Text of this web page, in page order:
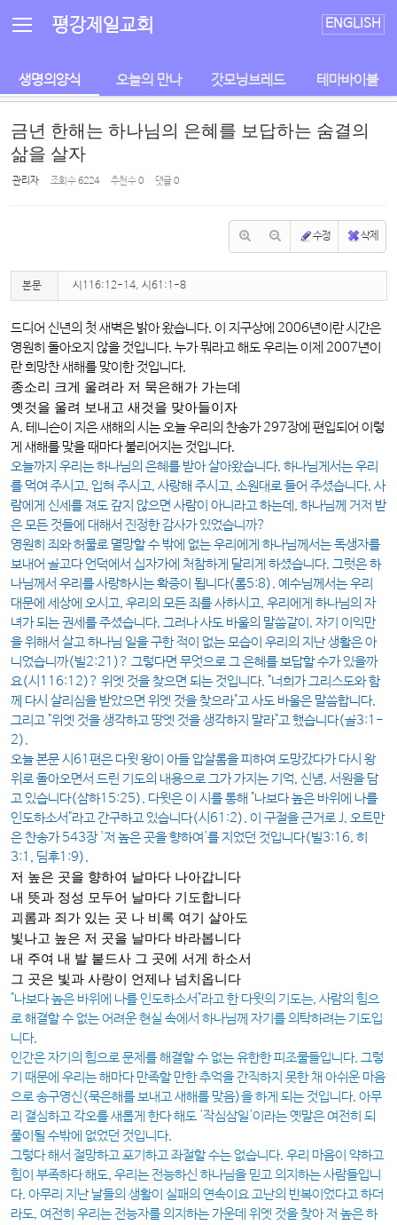
평강제일교회 ENGLISH
생명의양식 오늘의 만나 갓모닝브레드 테마바이블
금년 한해는 하나님의 은혜를 보답하는 숨결의
삶을 살자
관리자 조회 수6224 추천 수0 댓글0
수정 삭제
본문 시116:12-14, 시61:1-8
드디어 신년의 첫 새벽은 밝아 왔습니다. 이 지구상에 2006년이란 시간은
영원히 돌아오지 않을 것입니다. 누가 뭐라고 해도 우리는 이제 2007년이
란 희망찬 새해를 맞이한 것입니다.
종소리 크게 울려라 저 묵은해가 가는데
옛것을 울려 보내고 새것을 맞아들이자
A. 테니슨이 지은 새해의 시는 오늘 우리의 찬송가 297장에 편입되어 이렇
게 새해를 맞을 때마다 불리어지는 것입니다.
오늘까지 우리는 하나님의 은혜를 받아 살아왔습니다. 하나님게서는 우리
를 먹여 주시고, 입혀 주시고, 사랑해 주시고, 소원대로 들어 주셨습니다. 사
람에게 신세를 져도 갚지 않으면 사람이 아니라고 하는데, 하나님께 거저 받
은 모든 것들에 대해서 진정한 감사가 있었습니까?
영원히 죄와 허물로 멸망할 수 밖에 없는 우리에게 하나님께서는 독생자를
보내어 골고다 언덕에서 십자가에 처참하게 달리게 하셨습니다. 그럿은 하
나님께서 우리를 사랑하시는 확증이 됩니다(롬5:8). 예수님께서는 우리
대문에 세상에 오시고, 우리의 모든 죄를 사하시고, 우리에게 하나님의 자
녀가 되는 권세를 주셨습니다. 그러나 사도 바울의 말씀같이. 자기 이익만
을 위해서 살고 하나님 일을 구한 적이 없는 모습이 우리의 지난 생활은 아
니었습니까(빌2:21)? 그렇다면 무엇으로 그 은혜를 보답할 수가 있을까
요(시116:12)? 위엣 것을 찾으면 되는 것입니다. "너희가 그리스도와 함
께 다시 살리심을 받았으면 위엣 것을 찾으라"고 사도 바울은 말씀합니다.
그리고 "위엣 것을 생각하고 땅엣 것을 생각하지 말라"고 했습니다(골3:1-
2).
오늘 본문 시61편은 다윗 왕이 아들 압살롬을 피하여 도망갔다가 다시 왕
위로 돌아오면서 드린 기도의 내용으로 그가 가지는 기억, 신념, 서원을 담
고 있습니다(삼하15:25). 다윗은 이 시를 통해 "나보다 높은 바위에 나를
인도하소서"라고 간구하고 있습니다(시61:2). 이 구절을 근거로 J. 오트만
은 찬송가 543장 '저 높은 곳을 향하여'를 지었던 것입니다(빌3:16, 히
3:1, 딤후1:9).
저 높은 곳을 향하여 날마다 나아갑니다
내 뜻과 정성 모두어 날마다 기도합니다
괴롬과 죄가 있는 곳 나 비록 여기 살아도
빛나고 높은 저 곳을 날마다 바라봅니다
내 주여 내 발 붙드사 그 곳에 서게 하소서
그 곳은 빛과 사랑이 언제나 넘치옵니다
"나보다 높은 바위에 나를 인도하소서"라고 한 다윗의 기도는, 사람의 힘으
로 해결할 수 없는 어려운 현실 속에서 하나님께 자기를 의탁하려는 기도입
니다.
인간은 자기의 힘으로 문제를 해결할 수 없는 유한한 피조물들입니다. 그렇
기 때문에 우리는 해마다 만족할 만한 추억을 간직하지 못한 채 아쉬운 마음
으로 송구영신(묵은해를 보내고 새해를 맞음)을 하게 되는 것입니다. 아무
리 결심하고 각오를 새롭게 한다 해도 '작심삼일'이라는 옛말은 여전히 되
풀이될 수밖에 없었던 것입니다.
그렇다 해서 절망하고 포기하고 좌절할 수는 없습니다. 우리 마음이 약하고
힘이 부족하다 해도, 우리는 전능하신 하나님을 믿고 의지하는 사람들입니
다. 아무리 지난 날들의 생활이 실패의 연속이요 고난의 반복이었다고 하더
라도, 여전히 우리는 전능자를 의지하는 가운데 위엣 것을 찾아 저 높은 하